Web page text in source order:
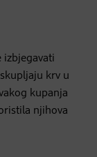
izbjegavati
krv u
kupanja
njihova